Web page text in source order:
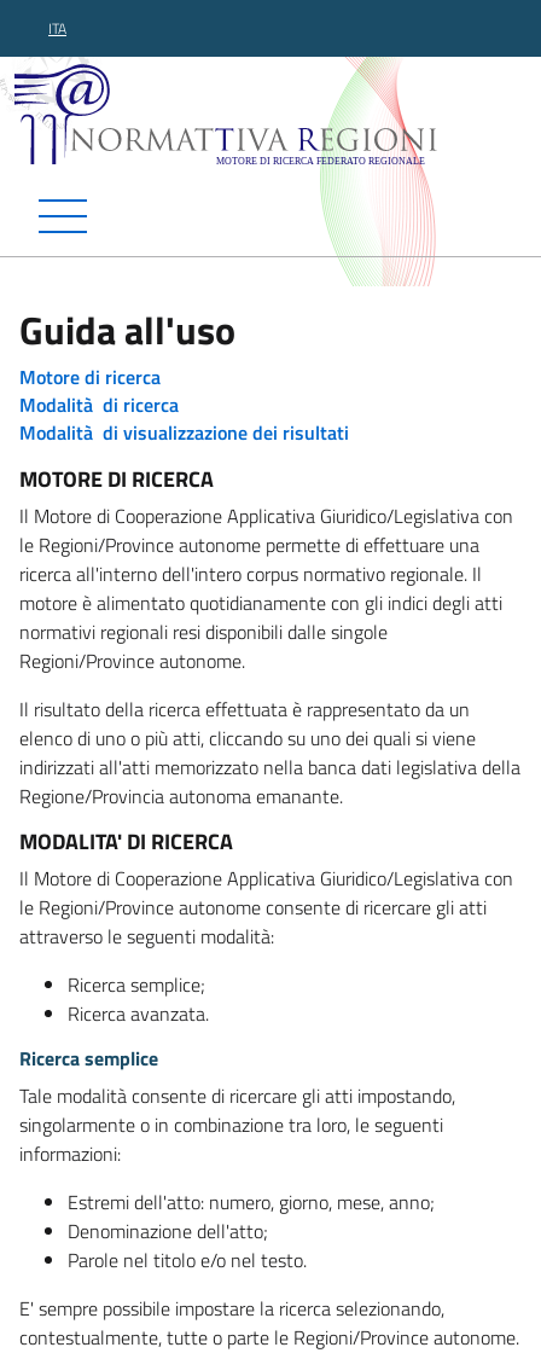
ITA
Normattiva Regioni -
Guida all'uso
Motore di ricerca
Modalità di ricerca
Modalità di visualizzazione dei risultati
MOTORE DI RICERCA
Il Motore di Cooperazione Applicativa Giuridico/Legislativa con
le Regioni/Province autonome permette di effettuare una
ricerca all'interno dell'intero corpus normativo regionale. Il
motore è alimentato quotidianamente con gli indici degli atti
normativi regionali resi disponibili dalle singole
Regioni/Province autonome.
Il risultato della ricerca effettuata è rappresentato da un
elenco di uno o più atti, cliccando su uno dei quali si viene
indirizzati all'atti memorizzato nella banca dati legislativa della
Regione/Provincia autonoma emanante.
MODALITA' DI RICERCA
Il Motore di Cooperazione Applicativa Giuridico/Legislativa con
le Regioni/Province autonome consente di ricercare gli atti
attraverso le seguenti modalità:
Ricerca semplice;
Ricerca avanzata.
Ricerca semplice
Tale modalità consente di ricercare gli atti impostando,
singolarmente o in combinazione tra loro, le seguenti
informazioni:
Estremi dell'atto: numero, giorno, mese, anno;
Denominazione dell'atto;
Parole nel titolo e/o nel testo.
E' sempre possibile impostare la ricerca selezionando,
contestualmente, tutte o parte le Regioni/Province autonome.